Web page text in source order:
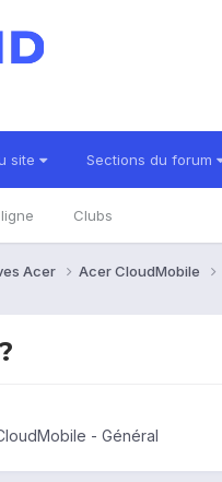
site Sections du forum
Clubs
Acer Acer CloudMobile
- Général